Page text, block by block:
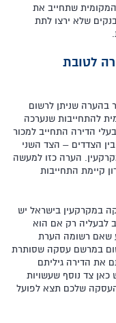
המקומית שתחייב את
שלא ירצו לתת
לטובת
בהערה שניתן לרשום
להתחייבות שנערכה
הדירה התחייב למכור
הצדדים – הצד השני
הערה כזו למעשה
קיימת התחייבות
במקרקעין בישראל יש
לבעליה רק אם הוא
שאם רשומה הערת
במרשם עסקה שסותרת
את הדירה גיליתם
צד נוסף שעשויות
שלכם תצא לפועל